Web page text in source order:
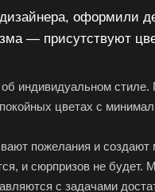
оформили
— присутствуют
индивидуальном
цветах с
пожелания и создают
и сюрпризов не
с задачами